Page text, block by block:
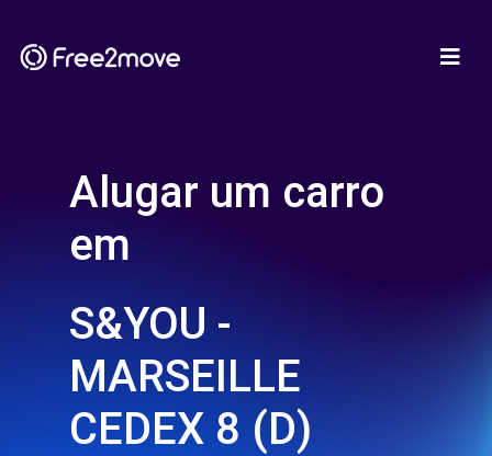
Alugar um carro
em
S&YOU -
MARSEILLE
CEDEX 8 (D)